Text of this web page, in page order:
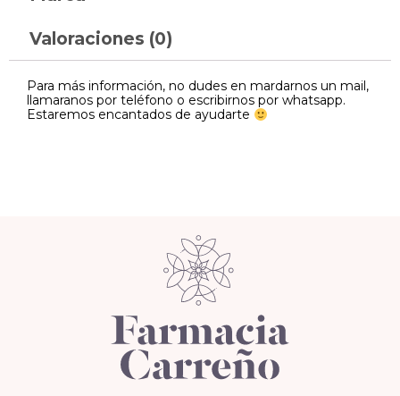
Valoraciones (0)
Para más información, no dudes en mardarnos un mail,
llamaranos por teléfono o escribirnos por whatsapp.
Estaremos encantados de ayudarte